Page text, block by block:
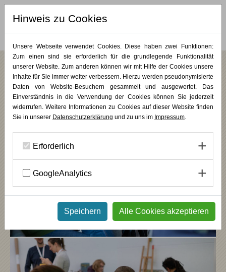
MERKLISTE (0)
Das war das erste Alanus ARTcamp - Ein
Rückblick auf einen KUNST vollen Tag
Hinweis zu Cookies
Unsere Webseite verwendet Cookies. Diese haben zwei Funktionen:
Zum einen sind sie erforderlich für die grundlegende Funktionalität
unserer Website. Zum anderen können wir mit Hilfe der Cookies unsere
Inhalte für Sie immer weiter verbessern. Hierzu werden pseudonymisierte
Daten von Website-Besuchern gesammelt und ausgewertet. Das
Einverständnis in die Verwendung der Cookies können Sie jederzeit
widerrufen. Weitere Informationen zu Cookies auf dieser Website finden
Sie in unserer Datenschutzerklärung und zu uns im Impressum.
Erforderlich
GoogleAnalytics
Speichern Alle Cookies akzeptieren